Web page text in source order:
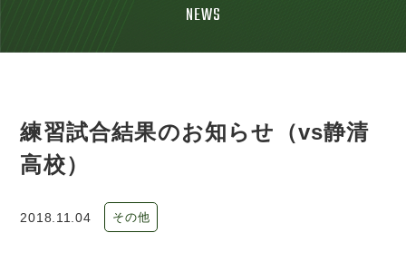
NEWS
練習試合結果のお知らせ（vs静清
高校）
2018.11.04 その他